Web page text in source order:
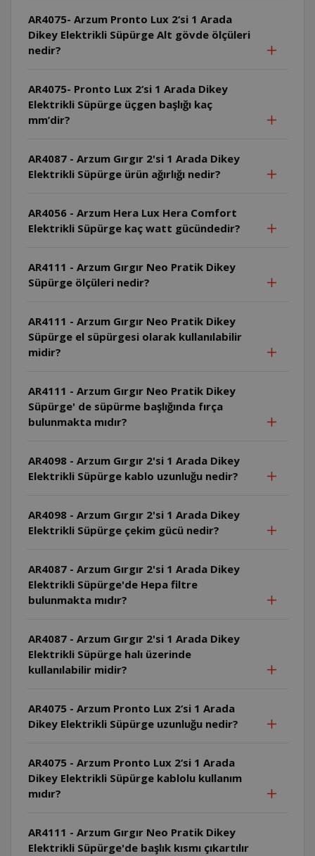
AR4075- Arzum Pronto Lux 2‘si 1 Arada
Dikey Elektrikli Süpürge Alt gövde ölçüleri
nedir?
AR4075- Pronto Lux 2‘si 1 Arada Dikey
Elektrikli Süpürge üçgen başlığı kaç
mm’dir?
AR4087 - Arzum Gırgır 2'si 1 Arada Dikey
Elektrikli Süpürge ürün ağırlığı nedir?
AR4056 - Arzum Hera Lux Hera Comfort
Elektrikli Süpürge kaç watt gücündedir?
AR4111 - Arzum Gırgır Neo Pratik Dikey
Süpürge ölçüleri nedir?
AR4111 - Arzum Gırgır Neo Pratik Dikey
Süpürge el süpürgesi olarak kullanılabilir
midir?
AR4111 - Arzum Gırgır Neo Pratik Dikey
Süpürge' de süpürme başlığında fırça
bulunmakta mıdır?
AR4098 - Arzum Gırgır 2'si 1 Arada Dikey
Elektrikli Süpürge kablo uzunluğu nedir?
AR4098 - Arzum Gırgır 2'si 1 Arada Dikey
Elektrikli Süpürge çekim gücü nedir?
AR4087 - Arzum Gırgır 2'si 1 Arada Dikey
Elektrikli Süpürge'de Hepa filtre
bulunmakta mıdır?
AR4087 - Arzum Gırgır 2'si 1 Arada Dikey
Elektrikli Süpürge halı üzerinde
kullanılabilir midir?
AR4075 - Arzum Pronto Lux 2‘si 1 Arada
Dikey Elektrikli Süpürge uzunluğu nedir?
AR4075 - Arzum Pronto Lux 2‘si 1 Arada
Dikey Elektrikli Süpürge kablolu kullanım
mıdır?
AR4111 - Arzum Gırgır Neo Pratik Dikey
Elektrikli Süpürge'de başlık kısmı çıkartılır